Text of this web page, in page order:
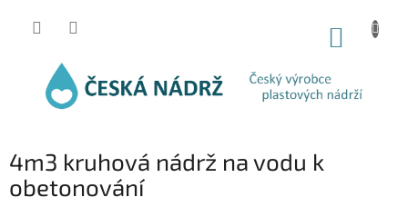
4m3 kruhová nádrž na vodu k
obetonování